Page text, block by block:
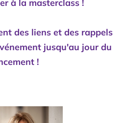
à la masterclass !
des liens et des rappels
jusqu'au jour du
!